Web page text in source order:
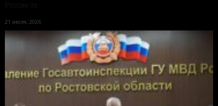
21 июля, 2026